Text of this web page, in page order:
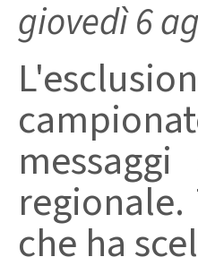
giovedì 6
che ha